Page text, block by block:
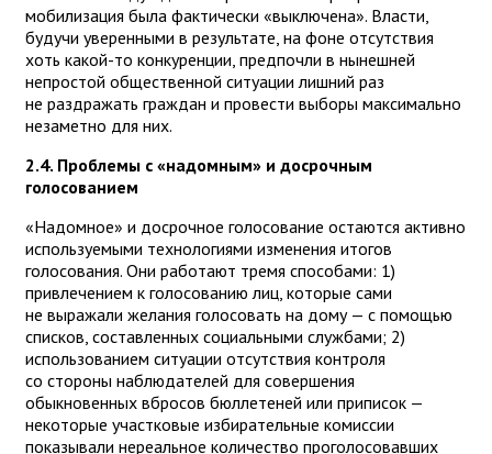
мобилизация была фактически «выключена». Власти,
будучи уверенными в результате, на фоне отсутствия
хоть какой-то конкуренции, предпочли в нынешней
непростой общественной ситуации лишний раз
не раздражать граждан и провести выборы максимально
незаметно для них.
2.4. Проблемы с «надомным» и досрочным
голосованием
«Надомное» и досрочное голосование остаются активно
используемыми технологиями изменения итогов
голосования. Они работают тремя способами: 1)
привлечением к голосованию лиц, которые сами
не выражали желания голосовать на дому — с помощью
списков, составленных социальными службами; 2)
использованием ситуации отсутствия контроля
со стороны наблюдателей для совершения
обыкновенных вбросов бюллетеней или приписок —
некоторые участковые избирательные комиссии
показывали нереальное количество проголосовавших